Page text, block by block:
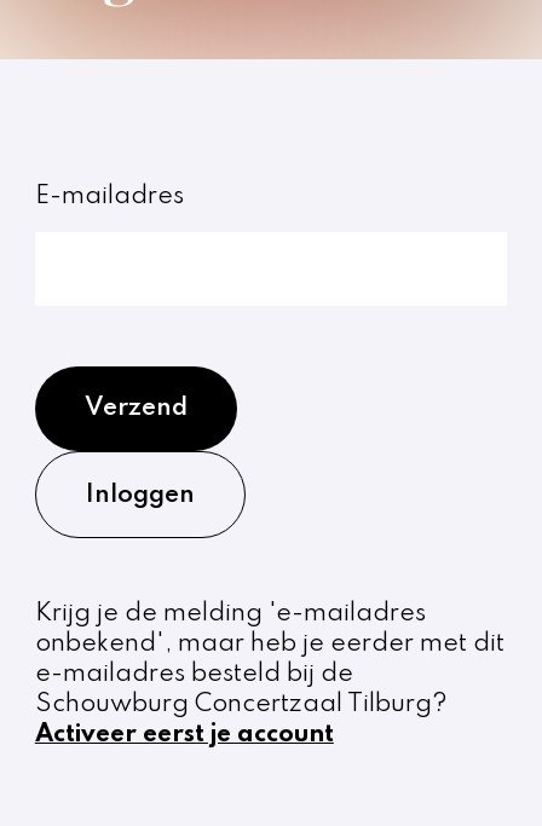
E-mailadres
Verzend
Inloggen
Krijg je de melding 'e-mailadres
onbekend', maar heb je eerder met dit
e-mailadres besteld bij de
Schouwburg Concertzaal Tilburg?
Activeer eerst je account